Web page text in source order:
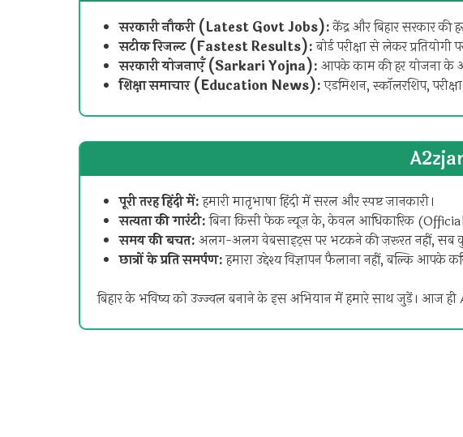
सरकारी नौकरी (Latest Govt Jobs):केंद्र और बिहार सरकार की
सटीक रिजल्ट (Fastest Results):बोर्ड परीक्षा से लेकर
सरकारी योजनाएँ (Sarkari Yojna): आपके काम की हर योजना के
शिक्षा समाचार (Education News):एडमिशन, स्कॉलरशिप,
पूरी तरह हिंदी में:हमारी मातृभाषा हिंदी में सरल और स्पष्ट जानकारी।
सत्यता की गारंटी:बिना किसी फेक न्यूज़ के, केवल आधिकारिक
समय की बचत: अलग-अलग वेबसाइट्स पर भटकने की ज़रूरत नहीं, सब
छात्रों के प्रति समर्पण:हमारा उद्देश्य विज्ञापन फैलाना नहीं, बल्कि आपके
बिहार के भविष्य को उज्ज्वल बनाने के इस अभियान में हमारे साथ जुड़ें। आज